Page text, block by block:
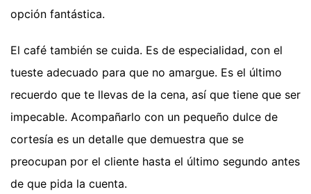
opción fantástica.
El café también se cuida. Es de especialidad, con el
tueste adecuado para que no amargue. Es el último
recuerdo que te llevas de la cena, así que tiene que ser
impecable. Acompañarlo con un pequeño dulce de
cortesía es un detalle que demuestra que se
preocupan por el cliente hasta el último segundo antes
de que pida la cuenta.